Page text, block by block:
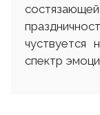
чуствуется
спектр